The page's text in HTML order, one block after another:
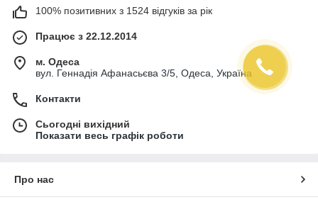
100% позитивних з 1524 відгуків за рік
Працює з 22.12.2014
м. Одеса
вул. Геннадія Афанасьєва 3/5, Одеса, Україна
Контакти
Сьогодні вихідний
Показати весь графік роботи
Про нас